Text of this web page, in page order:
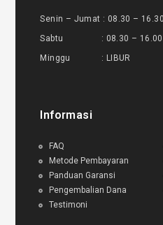
Senin – Jumat : 08.30 – 16.30
Sabtu : 08.30 – 16.00
Minggu : LIBUR
Informasi
FAQ
Metode Pembayaran
Panduan Garansi
Pengembalian Dana
Testimoni